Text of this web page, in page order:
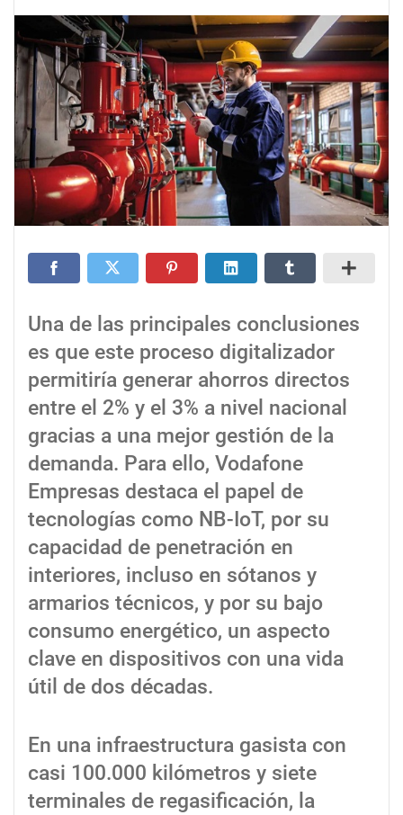
Una de las principales conclusiones
es que este proceso digitalizador
permitiría generar ahorros directos
entre el 2% y el 3% a nivel nacional
gracias a una mejor gestión de la
demanda. Para ello, Vodafone
Empresas destaca el papel de
tecnologías como NB-IoT, por su
capacidad de penetración en
interiores, incluso en sótanos y
armarios técnicos, y por su bajo
consumo energético, un aspecto
clave en dispositivos con una vida
útil de dos décadas.
En una infraestructura gasista con
casi 100.000 kilómetros y siete
terminales de regasificación, la